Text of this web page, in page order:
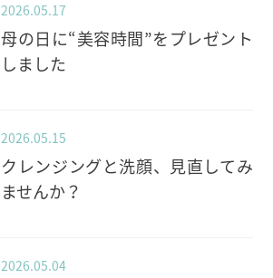
2026.05.17
母の日に“美容時間”をプレゼント
しました
2026.05.15
クレンジングと洗顔、見直してみ
ませんか？
2026.05.04